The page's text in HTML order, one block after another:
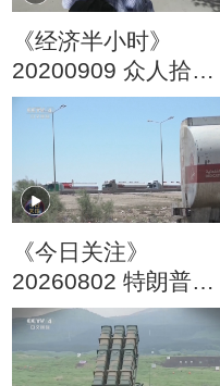
《经济半小时》
20200909 众人拾柴
托起大学梦
《今日关注》
20260802 特朗普叫
停“最大规模”打击 伊
朗称摧毁美军F-35战
机